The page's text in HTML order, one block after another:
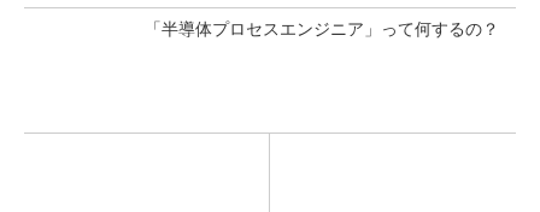
「半導体プロセスエンジニア」って何するの？